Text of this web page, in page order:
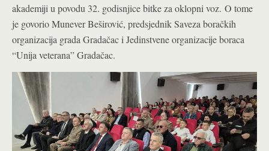
akademiji u povodu 32. godisnjice bitke za oklopni voz. O tome
je govorio Munever Beširović, predsjednik Saveza boračkih
organizacija grada Gradačac i Jedinstvene organizacije boraca
“Unija veterana” Gradačac.